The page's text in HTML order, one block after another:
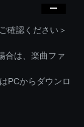
確認ください＞
合は、楽曲ファ
PCからダウンロ